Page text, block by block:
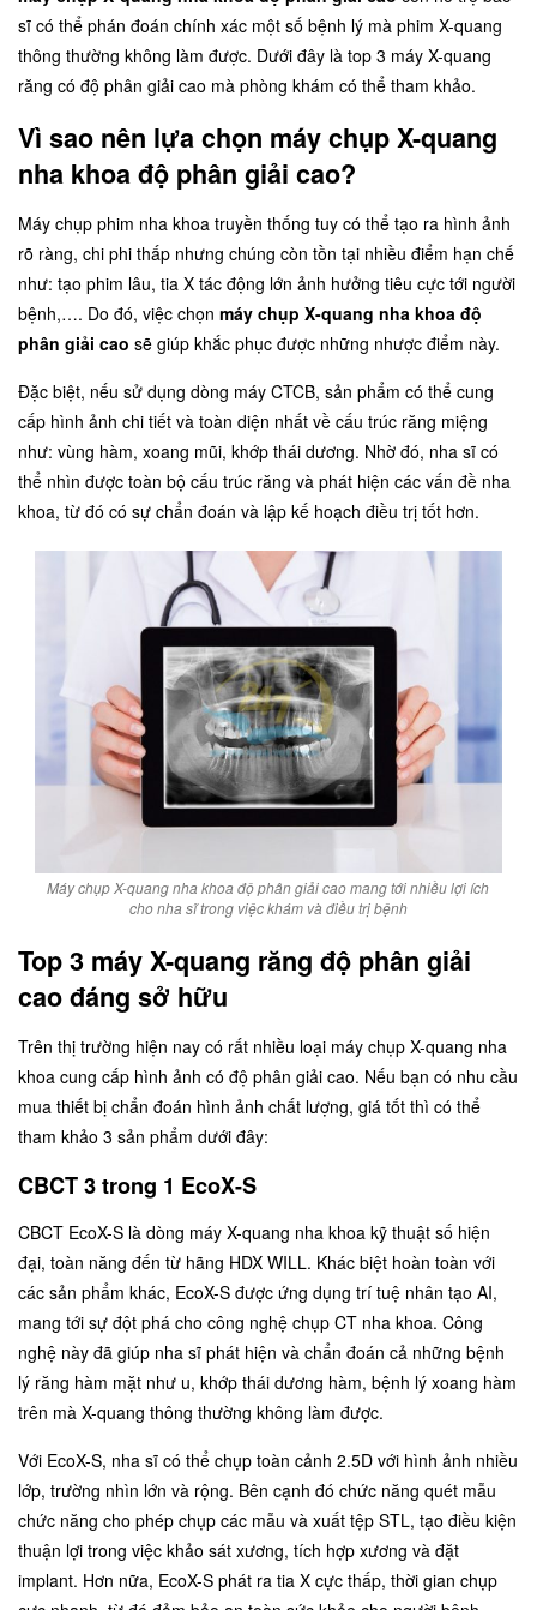
sĩ có thể phán đoán chính xác một số bệnh lý mà phim X-quang
thông thường không làm được. Dưới đây là top 3 máy X-quang
răng có độ phân giải cao mà phòng khám có thể tham khảo.
Vì sao nên lựa chọn máy chụp X-quang
nha khoa độ phân giải cao?
Máy chụp phim nha khoa truyền thống tuy có thể tạo ra hình ảnh
rõ ràng, chi phi thấp nhưng chúng còn tồn tại nhiều điểm hạn chế
như: tạo phim lâu, tia X tác động lớn ảnh hưởng tiêu cực tới người
bệnh,…. Do đó, việc chọn máy chụp X-quang nha khoa độ
phân giải cao sẽ giúp khắc phục được những nhược điểm này.
Đặc biệt, nếu sử dụng dòng máy CTCB, sản phẩm có thể cung
cấp hình ảnh chi tiết và toàn diện nhất về cấu trúc răng miệng
như: vùng hàm, xoang mũi, khớp thái dương. Nhờ đó, nha sĩ có
thể nhìn được toàn bộ cấu trúc răng và phát hiện các vấn đề nha
khoa, từ đó có sự chẩn đoán và lập kế hoạch điều trị tốt hơn.
Máy chụp X-quang nha khoa độ phân giải cao mang tới nhiều lợi ích
cho nha sĩ trong việc khám và điều trị bệnh
Top 3 máy X-quang răng độ phân giải
cao đáng sở hữu
Trên thị trường hiện nay có rất nhiều loại máy chụp X-quang nha
khoa cung cấp hình ảnh có độ phân giải cao. Nếu bạn có nhu cầu
mua thiết bị chẩn đoán hình ảnh chất lượng, giá tốt thì có thể
tham khảo 3 sản phẩm dưới đây:
CBCT 3 trong 1 EcoX-S
CBCT EcoX-S là dòng máy X-quang nha khoa kỹ thuật số hiện
đại, toàn năng đến từ hãng HDX WILL. Khác biệt hoàn toàn với
các sản phẩm khác, EcoX-S được ứng dụng trí tuệ nhân tạo AI,
mang tới sự đột phá cho công nghệ chụp CT nha khoa. Công
nghệ này đã giúp nha sĩ phát hiện và chẩn đoán cả những bệnh
lý răng hàm mặt như u, khớp thái dương hàm, bệnh lý xoang hàm
trên mà X-quang thông thường không làm được.
Với EcoX-S, nha sĩ có thể chụp toàn cảnh 2.5D với hình ảnh nhiều
lớp, trường nhìn lớn và rộng. Bên cạnh đó chức năng quét mẫu
chức năng cho phép chụp các mẫu và xuất tệp STL, tạo điều kiện
thuận lợi trong việc khảo sát xương, tích hợp xương và đặt
implant. Hơn nữa, EcoX-S phát ra tia X cực thấp, thời gian chụp